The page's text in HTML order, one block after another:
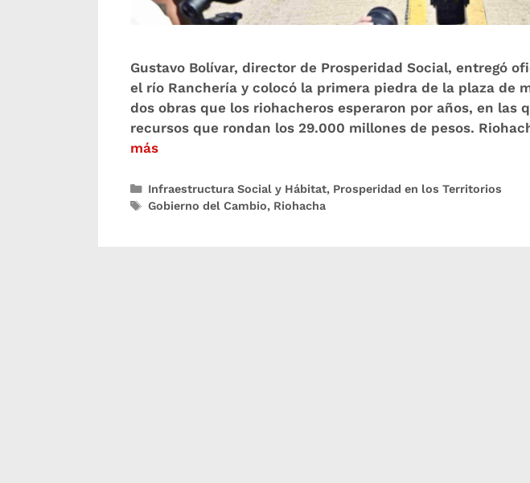
Gustavo Bolívar, director de Prosperidad Social, entregó
el río Ranchería y colocó la primera piedra de la plaza de
dos obras que los riohacheros esperaron por años, en las
recursos que rondan los 29.000 millones de pesos.
más
Infraestructura Social y Hábitat, Prosperidad en los Territorios
Gobierno del Cambio, Riohacha